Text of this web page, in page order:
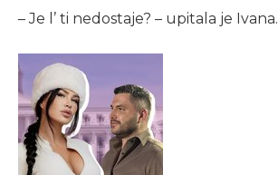
– Je l’ ti nedostaje? – upitala je Ivana.